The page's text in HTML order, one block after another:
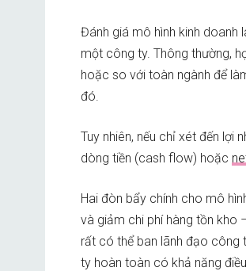
Đánh giá mô hình kinh doanh
một công ty. Thông thường,
hoặc so với toàn ngành để
đó.
Tuy nhiên, nếu chỉ xét đến lợi
dòng tiền (cash flow) hoặc
Hai đòn bẩy chính cho mô
và giảm chi phí hàng tồn kho
rất có thể ban lãnh đạo công
ty hoàn toàn có khả năng